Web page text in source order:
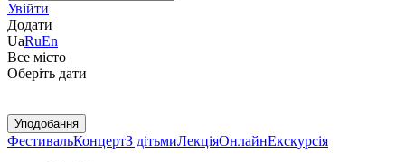
Увійти
Додати
UaRuEn
Все місто
Оберіть дати
Уподобання
ФестивальКонцертЗ дітьмиЛекціяОнлайнЕкскурсія